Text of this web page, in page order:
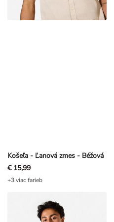
Košeľa - Ľanová zmes - Béžová
€ 15,99
+3 viac farieb